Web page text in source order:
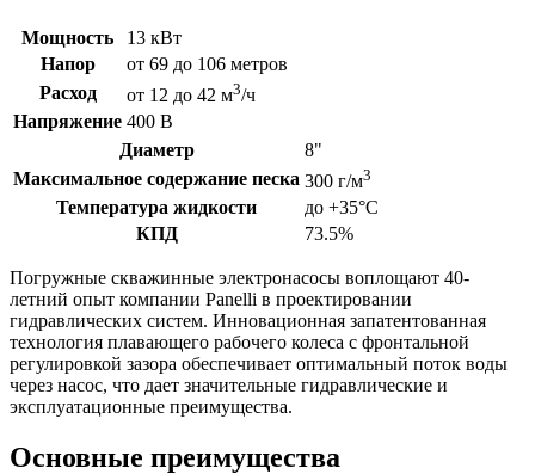
Мощность
13 кВт
Напор
от 69 до 106 метров
Расход
от 12 до 42 м3/ч
Напряжение 400 В
Диаметр
8"
Максимальное содержание песка 300 г/м3
Температура жидкости
до +35°C
КПД
73.5%
Погружные скважинные электронасосы воплощают 40-
летний опыт компании Panelli в проектировании
гидравлических систем. Инновационная запатентованная
технология плавающего рабочего колеса с фронтальной
регулировкой зазора обеспечивает оптимальный поток воды
через насос, что дает значительные гидравлические и
эксплуатационные преимущества.
Основные преимущества